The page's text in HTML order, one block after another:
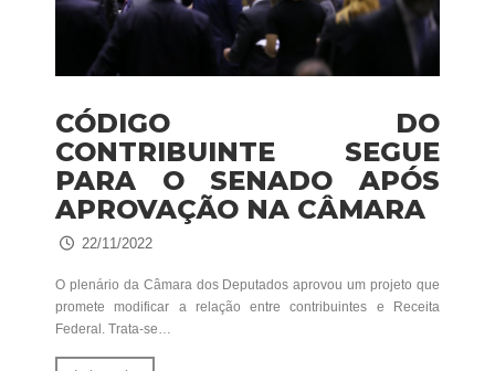
CÓDIGO DO
CONTRIBUINTE SEGUE
PARA O SENADO APÓS
APROVAÇÃO NA CÂMARA
22/11/2022
O plenário da Câmara dos Deputados aprovou um projeto que
promete modificar a relação entre contribuintes e Receita
Federal. Trata-se…